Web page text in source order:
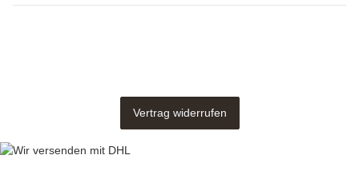
Vertrag widerrufen